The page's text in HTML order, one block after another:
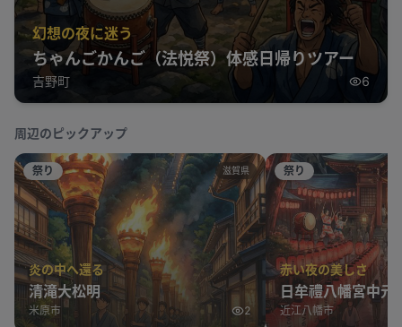
幻想の夜に迷う
ちゃんごかんご（法悦祭）体感日帰りツアー
吉野町 6
周辺のピックアップ
祭り 滋賀県
炎の中へ還る
清滝大松明
米原市 2
祭り
赤い夜の美しさ
日牟禮八幡宮中元
近江八幡市